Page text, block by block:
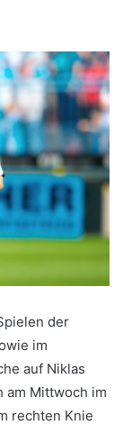
der
im
auf Niklas
am Mittwoch im
rechten Knie